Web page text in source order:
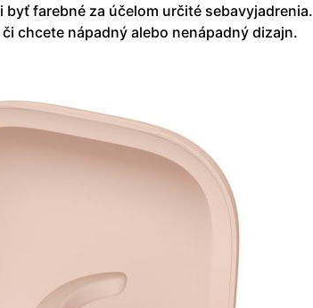
farebné za účelom určité sebavyjadrenia.
chcete nápadný alebo nenápadný dizajn.